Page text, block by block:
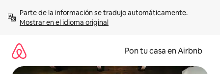
contenidoMostrar en el idioma original
Pon tu casa en Airbnb